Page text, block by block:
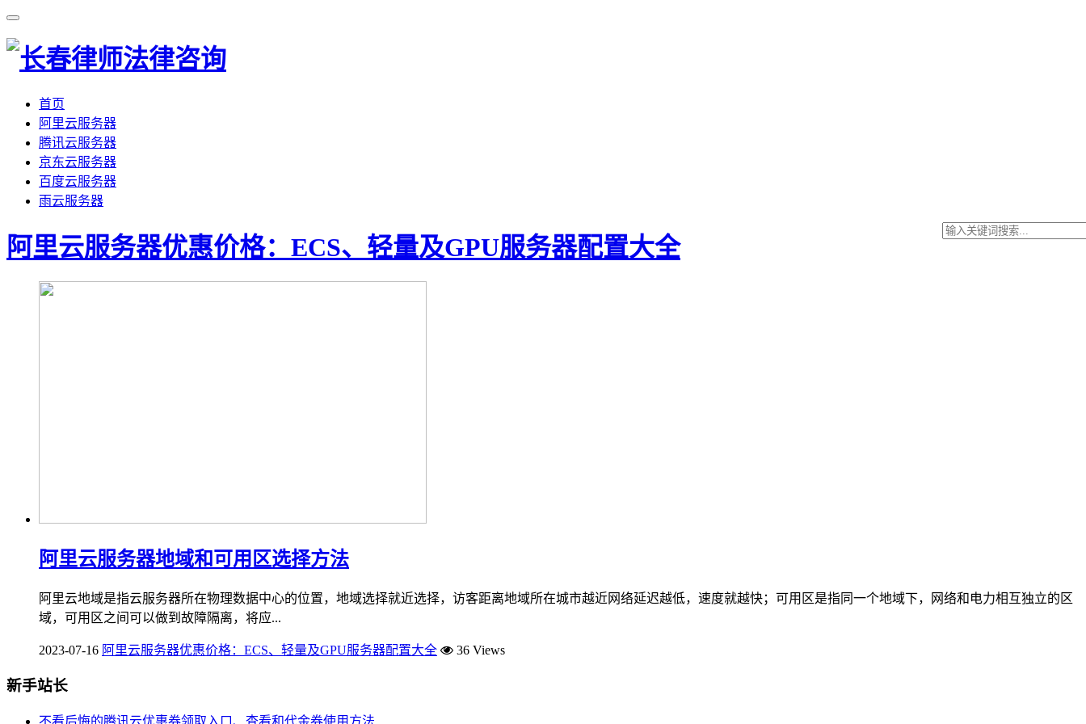
首页
阿里云服务器
腾讯云服务器
京东云服务器
百度云服务器
雨云服务器
阿里云服务器优惠价格：ECS、轻量及GPU服务器配置大全
阿里云服务器地域和可用区选择方法
阿里云地域是指云服务器所在物理数据中心的位置，地域选择就近选择，访客距离地域所在城市越近网络延迟越低，速度就越快；可用区是指同一个地域下，网络和电力相互独立的区
域，可用区之间可以做到故障隔离，将应...
2023-07-16 阿里云服务器优惠价格：ECS、轻量及GPU服务器配置大全 36 Views
新手站长
不看后悔的腾讯云优惠券领取入口、查看和代金券使用方法